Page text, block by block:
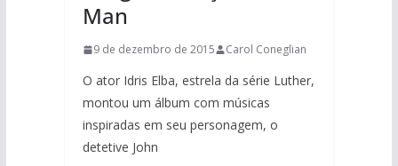
Man
9 de dezembro de 2015 Carol Coneglian
O ator Idris Elba, estrela da série Luther,
montou um álbum com músicas
inspiradas em seu personagem, o
detetive John